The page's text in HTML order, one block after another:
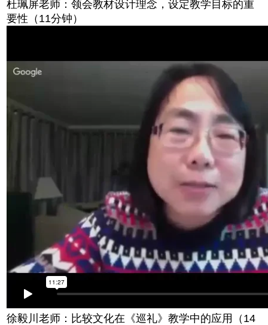
杜珮屏老师：领会教材设计理念，设定教学目标的重
要性（11分钟）
徐毅川老师：比较文化在《巡礼》教学中的应用（14